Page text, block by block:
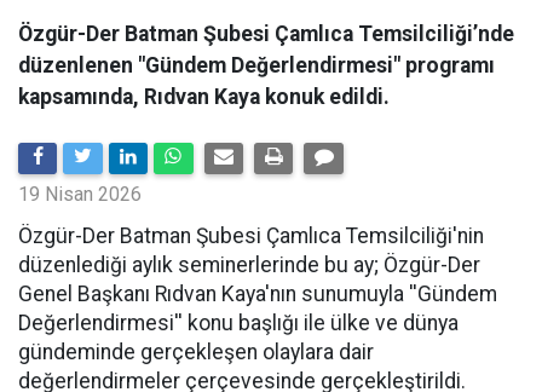
Özgür-Der Batman Şubesi Çamlıca Temsilciliği’nde
düzenlenen "Gündem Değerlendirmesi" programı
kapsamında, Rıdvan Kaya konuk edildi.
19 Nisan 2026
​Özgür-Der Batman Şubesi Çamlıca Temsilciliği'nin
düzenlediği aylık seminerlerinde bu ay; Özgür-Der
Genel Başkanı Rıdvan Kaya'nın sunumuyla ''Gündem
Değerlendirmesi'' konu başlığı ile ülke ve dünya
gündeminde gerçekleşen olaylara dair
değerlendirmeler çerçevesinde gerçekleştirildi.